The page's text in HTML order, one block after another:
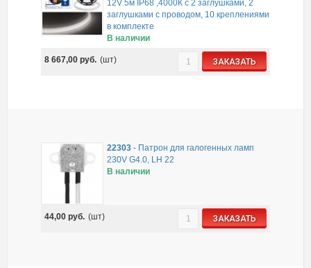
12V 5м IP68 ,4000К с 2 заглушками, 2
заглушками c проводом, 10 креплениями
в комплекте
В наличии
8 667,00 руб. (шт) ЗАКАЗАТЬ
22303 - Патрон для галогенных ламп
230V G4.0, LH 22
В наличии
44,00 руб. (шт) ЗАКАЗАТЬ